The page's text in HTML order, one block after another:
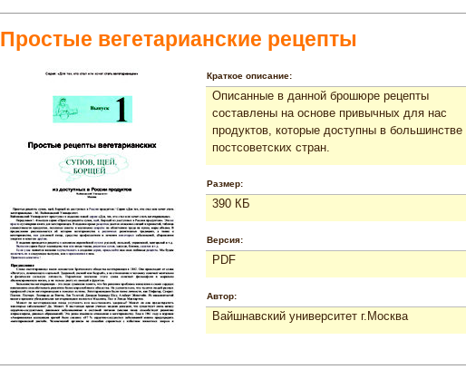
Простые вегетарианские рецепты
Краткое описание:
Описанные в данной брошюре рецепты
составлены на основе привычных для нас
продуктов, которые доступны в большинстве
постсоветских стран.
Размер:
390 КБ
Версия:
PDF
Автор:
Вайшнавский университет г.Москва